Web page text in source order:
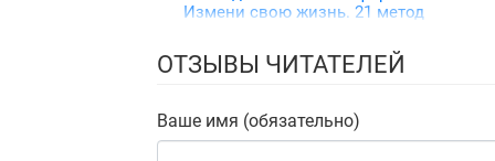
Измени свою жизнь. 21 метод
ОТЗЫВЫ ЧИТАТЕЛЕЙ
Ваше имя (обязательно)